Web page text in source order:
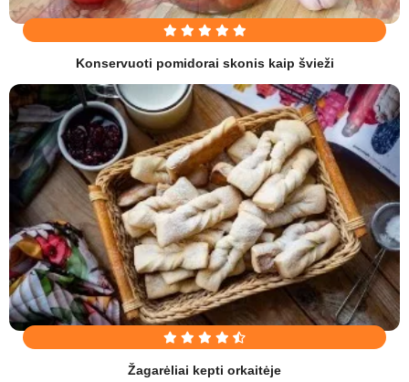
Konservuoti pomidorai skonis kaip švieži
Žagarėliai kepti orkaitėje